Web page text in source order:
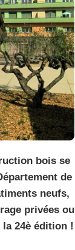
bois se
de
neufs,
privées ou
24è édition !